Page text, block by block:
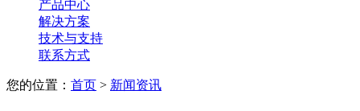
产品中心
解决方案
技术与支持
联系方式
您的位置： 首页 > 新闻资讯